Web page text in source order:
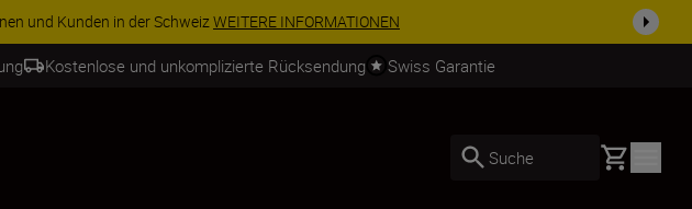
vervollständigen Sie Ihre Ausrüstu...Jetzt einkaufen
Kostenlose und unkomplizierte Rücksendung Swiss Garantie
Suche Basket